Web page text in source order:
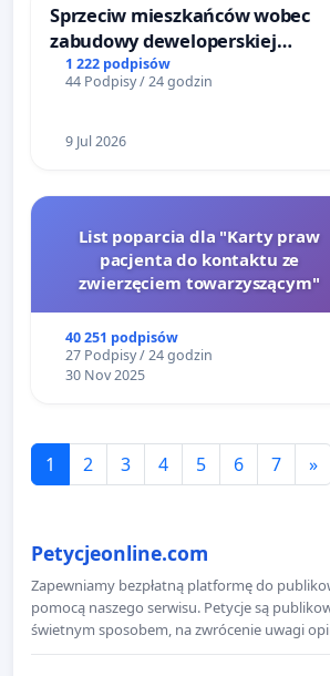
Sprzeciw mieszkańców wobec
zabudowy deweloperskiej
terenow zielonych w rejonie
Bulwarów Straceńskich w
1 222 podpisów
44 Podpisy / 24 godzin
9 Jul 2026
List poparcia dla "Karty praw
pacjenta do kontaktu ze
zwierzęciem towarzyszącym"
40 251 podpisów
27 Podpisy / 24 godzin
30 Nov 2025
1 2 3 4 5 6 7 »
Petycjeonline.com
Zapewniamy bezpłatną platformę do
pomocą naszego serwisu. Petycje są
świetnym sposobem, na zwrócenie uwagi